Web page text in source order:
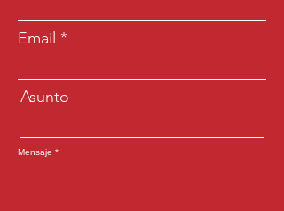
Email
Asunto
Mensaje